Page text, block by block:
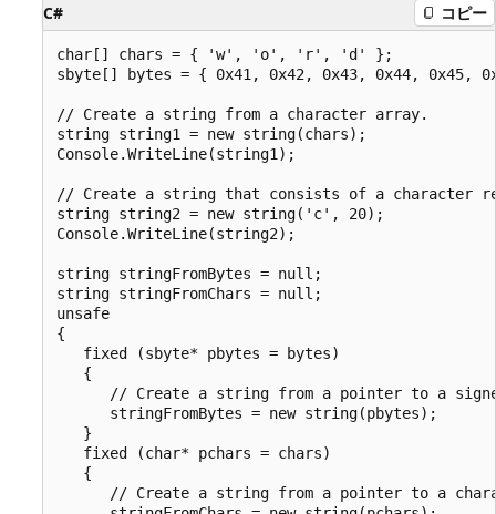
C# コピー
char[] chars = { 'w', 'o', 'r', 'd' };
sbyte[] bytes = { 0x41, 0x42, 0x43, 0x44, 0x45,
// Create a string from a character array.
string string1 = new string(chars);
Console.WriteLine(string1);
// Create a string that consists of a character
string string2 = new string('c', 20);
Console.WriteLine(string2);
string stringFromBytes = null;
string stringFromChars = null;
unsafe
{
   fixed (sbyte* pbytes = bytes)
   {
// Create a string from a pointer to a
      stringFromBytes = new string(pbytes);
   }
   fixed (char* pchars = chars)
   {
// Create a string from a pointer to a